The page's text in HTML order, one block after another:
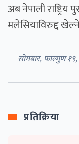
अब नेपाली
मलेसियाविरुद्द
सोमबार, फाल्गुण
प्रतिक्रिया